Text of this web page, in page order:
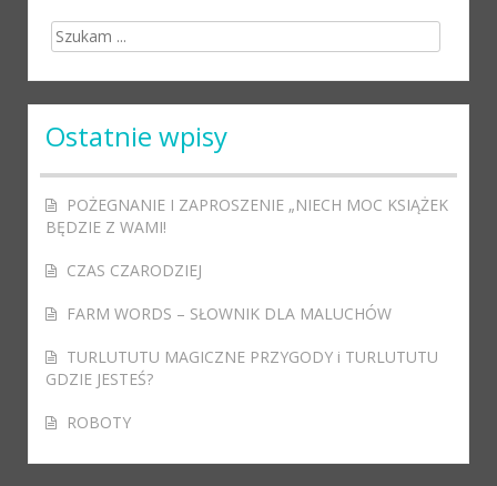
Search for:
Ostatnie wpisy
POŻEGNANIE I ZAPROSZENIE „NIECH MOC KSIĄŻEK
BĘDZIE Z WAMI!
CZAS CZARODZIEJ
FARM WORDS – SŁOWNIK DLA MALUCHÓW
TURLUTUTU MAGICZNE PRZYGODY i TURLUTUTU
GDZIE JESTEŚ?
ROBOTY